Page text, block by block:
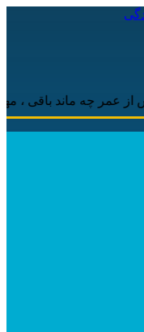
چه ماند باقی ، مهر